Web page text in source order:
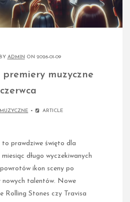
ADMIN ON 2026-01-09
muzyczne
czerwca
ARTICLE
prawdziwe święto dla
długo wyczekiwanych
ikon sceny po
nowych talentów. Nowe
Rolling Stones czy Travisa